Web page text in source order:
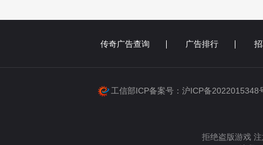
传奇广告查询 广告排行
工信部ICP备案号：沪ICP备
拒绝盗版游戏